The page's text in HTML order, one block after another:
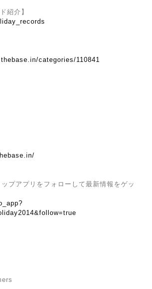
紹介】
categories/110841
プアプリをフォローして最新情報をゲッ